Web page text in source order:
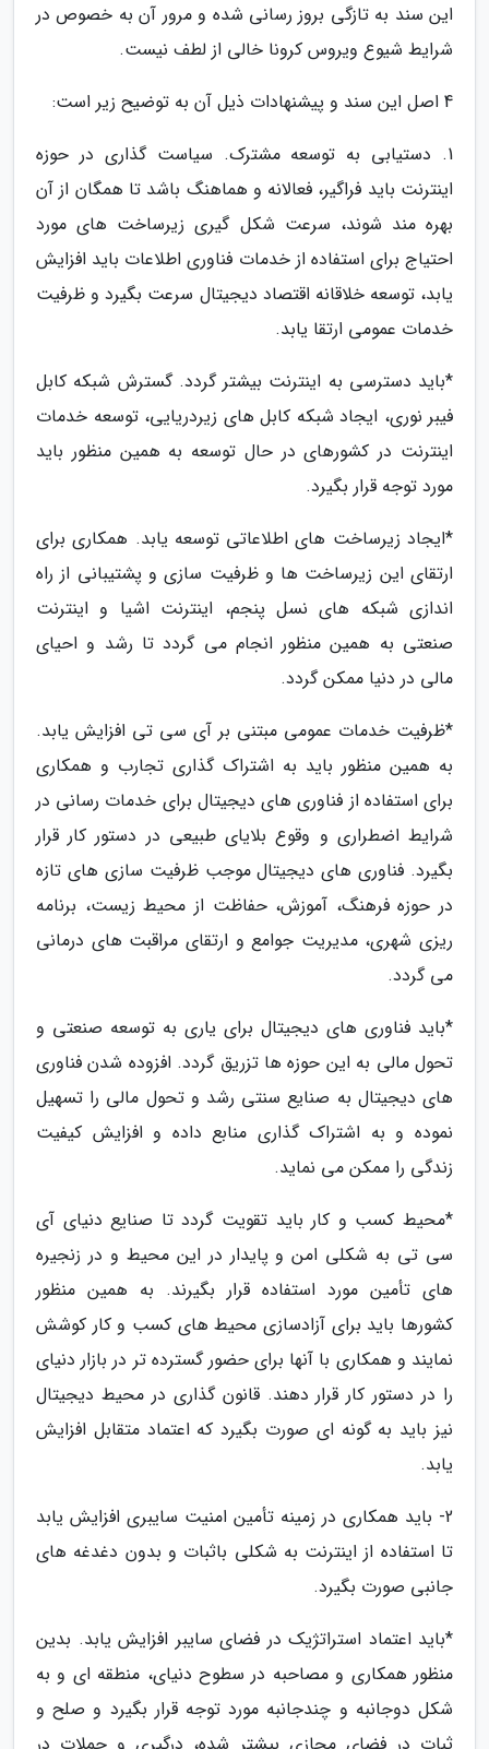
این سند به تازگی بروز رسانی شده و مرور آن به خصوص در
شرایط شیوع ویروس کرونا خالی از لطف نیست.
4 اصل این سند و پیشنهادات ذیل آن به توضیح زیر است:
1. دستیابی به توسعه مشترک. سیاست گذاری در حوزه
اینترنت باید فراگیر، فعالانه و هماهنگ باشد تا همگان از آن
بهره مند شوند، سرعت شکل گیری زیرساخت های مورد
احتیاج برای استفاده از خدمات فناوری اطلاعات باید افزایش
یابد، توسعه خلاقانه اقتصاد دیجیتال سرعت بگیرد و ظرفیت
خدمات عمومی ارتقا یابد.
*باید دسترسی به اینترنت بیشتر گردد. گسترش شبکه کابل
فیبر نوری، ایجاد شبکه کابل های زیردریایی، توسعه خدمات
اینترنت در کشورهای در حال توسعه به همین منظور باید
مورد توجه قرار بگیرد.
*ایجاد زیرساخت های اطلاعاتی توسعه یابد. همکاری برای
ارتقای این زیرساخت ها و ظرفیت سازی و پشتیبانی از راه
اندازی شبکه های نسل پنجم، اینترنت اشیا و اینترنت
صنعتی به همین منظور انجام می گردد تا رشد و احیای
مالی در دنیا ممکن گردد.
*ظرفیت خدمات عمومی مبتنی بر آی سی تی افزایش یابد.
به همین منظور باید به اشتراک گذاری تجارب و همکاری
برای استفاده از فناوری های دیجیتال برای خدمات رسانی در
شرایط اضطراری و وقوع بلایای طبیعی در دستور کار قرار
بگیرد. فناوری های دیجیتال موجب ظرفیت سازی های تازه
در حوزه فرهنگ، آموزش، حفاظت از محیط زیست، برنامه
ریزی شهری، مدیریت جوامع و ارتقای مراقبت های درمانی
می گردد.
*باید فناوری های دیجیتال برای یاری به توسعه صنعتی و
تحول مالی به این حوزه ها تزریق گردد. افزوده شدن فناوری
های دیجیتال به صنایع سنتی رشد و تحول مالی را تسهیل
نموده و به اشتراک گذاری منابع داده و افزایش کیفیت
زندگی را ممکن می نماید.
*محیط کسب و کار باید تقویت گردد تا صنایع دنیای آی
سی تی به شکلی امن و پایدار در این محیط و در زنجیره
های تأمین مورد استفاده قرار بگیرند. به همین منظور
کشورها باید برای آزادسازی محیط های کسب و کار کوشش
نمایند و همکاری با آنها برای حضور گسترده تر در بازار دنیای
را در دستور کار قرار دهند. قانون گذاری در محیط دیجیتال
نیز باید به گونه ای صورت بگیرد که اعتماد متقابل افزایش
یابد.
2- باید همکاری در زمینه تأمین امنیت سایبری افزایش یابد
تا استفاده از اینترنت به شکلی باثبات و بدون دغدغه های
جانبی صورت بگیرد.
*باید اعتماد استراتژیک در فضای سایبر افزایش یابد. بدین
منظور همکاری و مصاحبه در سطوح دنیای، منطقه ای و به
شکل دوجانبه و چندجانبه مورد توجه قرار بگیرد و صلح و